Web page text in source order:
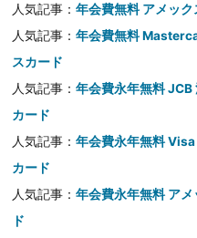
人気記事：年会費無料 アメッ
人気記事：年会費無料
スカード
人気記事：年会費永年無料
カード
人気記事：年会費永年無料
カード
人気記事：年会費永年無料 ア
ド